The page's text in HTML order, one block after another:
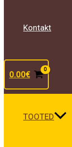
Kontakt
0.00€
TOOTED